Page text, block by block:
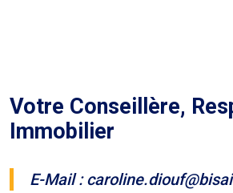
Votre Conseillère,
Immobilier
E-Mail :